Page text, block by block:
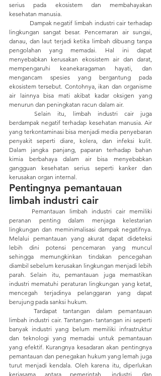
serius pada ekosistem dan membahayakan
kesehatan manusia.
lingkungan sangat besar. Pencemaran air sungai,
danau, dan laut terjadi ketika limbah dibuang tanpa
pengolahan yang memadai. Hal ini dapat
menyebabkan kerusakan ekosistem air dan darat,
mempengaruhi keanekaragaman hayati, dan
mengancam spesies yang bergantung pada
ekosistem tersebut. Contohnya, ikan dan organisme
air lainnya bisa mati akibat kadar oksigen yang
menurun dan peningkatan racun dalam air.
	Selain itu, limbah industri cair juga
berdampak negatif terhadap kesehatan manusia. Air
yang terkontaminasi bisa menjadi media penyebaran
penyakit seperti diare, kolera, dan infeksi kulit.
Dalam jangka panjang, paparan terhadap bahan
kimia berbahaya dalam air bisa menyebabkan
gangguan kesehatan serius seperti kanker dan
kerusakan organ internal.
Pentingnya pemantauan
limbah industri cair
peranan penting dalam menjaga kelestarian
lingkungan dan meminimalisasi dampak negatifnya.
Melalui pemantauan yang akurat dapat dideteksi
lebih dini potensi pencemaran yang muncul
sehingga memungkinkan tindakan pencegahan
diambil sebelum kerusakan lingkungan menjadi lebih
parah. Selain itu, pemantauan juga memastikan
industri mematuhi peraturan lingkungan yang ketat,
mencegah terjadinya pelanggaran yang dapat
berujung pada sanksi hukum.
limbah industri cair. Tantangan- tantangan ini seperti
banyak industri yang belum memiliki infrastruktur
dan teknologi yang memadai untuk pemantauan
yang efektif. Kurangnya kesadaran akan pentingnya
pemantauan dan penegakan hukum yang lemah juga
turut menjadi kendala. Oleh karena itu, diperlukan
kerjasama antara pemerintah, industri, dan